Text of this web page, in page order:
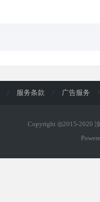
/ 服务条款 / 广告服务 /
Copyright ◎2015-2020